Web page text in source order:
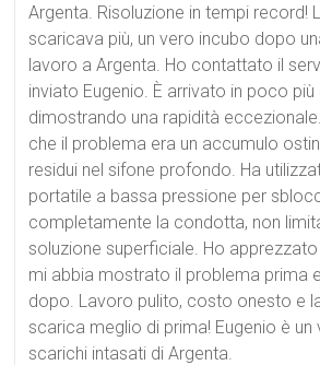
Argenta. Risoluzione in tempi record!
scaricava più, un vero incubo dopo
lavoro a Argenta. Ho contattato il
inviato Eugenio. È arrivato in poco
dimostrando una rapidità
che il problema era un accumulo
residui nel sifone profondo. Ha
portatile a bassa pressione per
completamente la condotta, non
soluzione superficiale. Ho
mi abbia mostrato il problema prima
dopo. Lavoro pulito, costo onesto e
scarica meglio di prima! Eugenio è
scarichi intasati di Argenta.